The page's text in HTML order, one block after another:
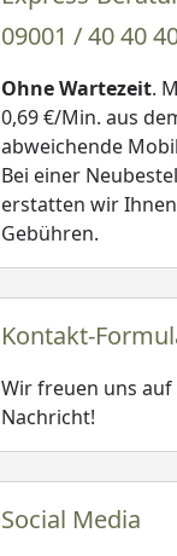
09001 / 40 40
Ohne Wartezeit.
0,69 €/Min. aus
abweichende
Bei einer
erstatten wir
Gebühren.
Kontakt-
Wir freuen uns
Nachricht!
Social Media